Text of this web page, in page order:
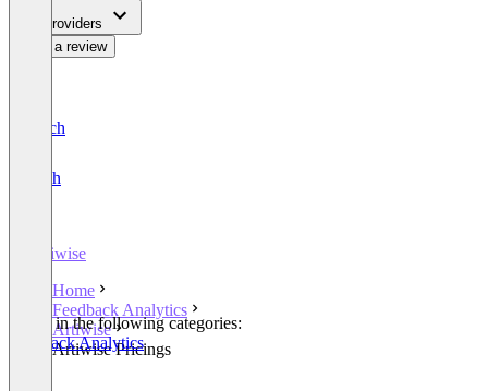
For Providers
Write a review
Deutsch
English
Artiwise
Home
Feedback Analytics
Artiwise
Artiwise Pricings
Listed in the following categories:
Feedback Analytics